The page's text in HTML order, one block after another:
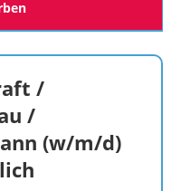
/
/
(w/m/d)